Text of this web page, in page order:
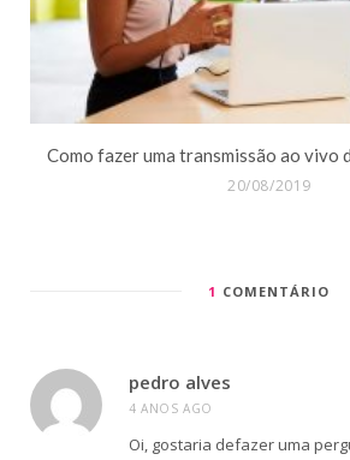
Como fazer uma transmissão ao vivo
20/08/2019
1 COMENTÁRIO
pedro alves
4 ANOS AGO
Oi, gostaria defazer uma